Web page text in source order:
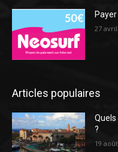
27
Articles populaires
?
19